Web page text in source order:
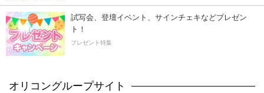
試写会、登壇イベント、サインチェキなどプレゼン
ト！
プレゼント特集
オリコングループサイト